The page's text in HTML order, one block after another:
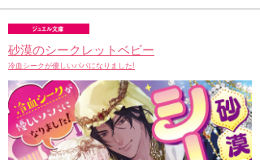
砂漠のシークレットベビー
冷血シークが優しいパパになりました!